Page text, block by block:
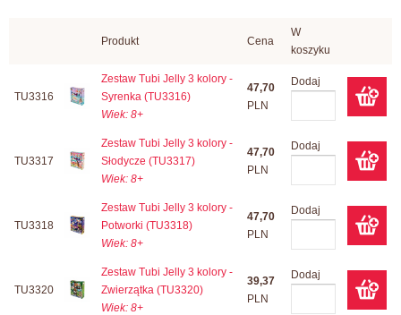
Produkt Cena
W
koszyku
TU3316
Zestaw Tubi Jelly 3 kolory -
Syrenka (TU3316)
Wiek: 8+
47,70
PLN
Dodaj
TU3317
Zestaw Tubi Jelly 3 kolory -
Słodycze (TU3317)
Wiek: 8+
47,70
PLN
Dodaj
TU3318
Zestaw Tubi Jelly 3 kolory -
Potworki (TU3318)
Wiek: 8+
47,70
PLN
Dodaj
TU3320
Zestaw Tubi Jelly 3 kolory -
Zwierzątka (TU3320)
Wiek: 8+
39,37
PLN
Dodaj